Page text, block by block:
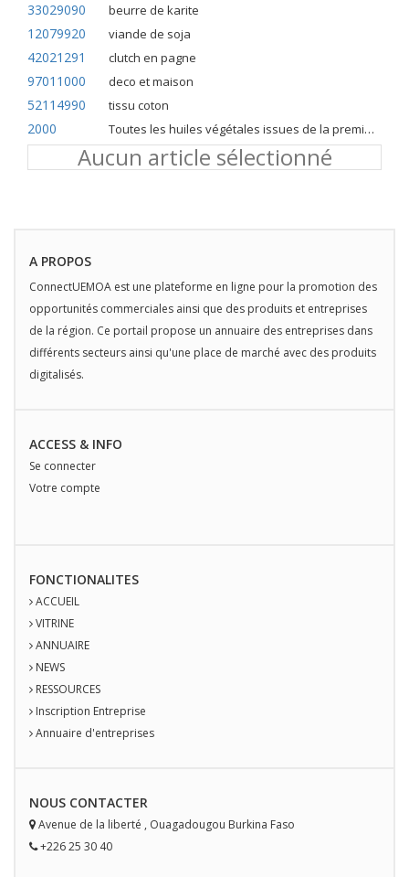
33029090 beurre de karite
12079920 viande de soja
42021291 clutch en pagne
97011000 deco et maison
52114990 tissu coton
2000 Toutes les huiles végétales issues de la première pression à froid
Aucun article sélectionné
A PROPOS
ConnectUEMOA est une plateforme en ligne pour la promotion des
opportunités commerciales ainsi que des produits et entreprises
de la région. Ce portail propose un annuaire des entreprises dans
différents secteurs ainsi qu'une place de marché avec des produits
digitalisés.
ACCESS & INFO
Se connecter
Votre compte
FONCTIONALITES
ACCUEIL
VITRINE
ANNUAIRE
NEWS
RESSOURCES
Inscription Entreprise
Annuaire d'entreprises
NOUS CONTACTER
Avenue de la liberté , Ouagadougou Burkina Faso
+226 25 30 40